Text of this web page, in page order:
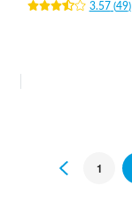
3.57(49)
Previous
1